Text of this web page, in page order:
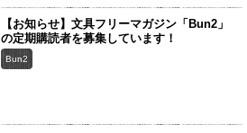
【お知らせ】文具フリーマガジン「Bun2」
の定期購読者を募集しています！
Bun2